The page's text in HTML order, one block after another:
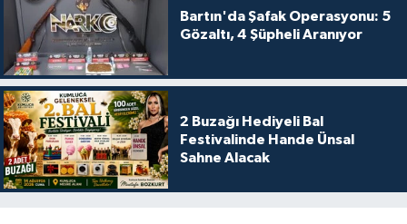
Bartın'da Şafak Operasyonu: 5
Gözaltı, 4 Şüpheli Aranıyor
2 Buzağı Hediyeli Bal
Festivalinde Hande Ünsal
Sahne Alacak